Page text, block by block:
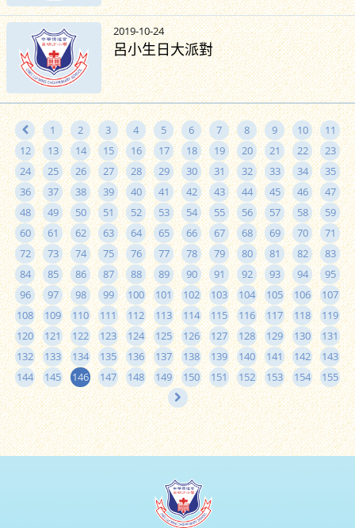
2019-10-24
呂小生日大派對
1 2 3 4 5 6 7 8 9 10
11
12
13 14 15 16 17 18 19 20 21 22
23
24
25 26 27 28 29 30 31 32 33 34
35
36
37 38 39 40 41 42 43 44 45 46
47
48
49 50 51 52 53 54 55 56 57 58
59
60
61 62 63 64 65 66 67 68 69 70
71
72
73 74 75 76 77 78 79 80 81 82
83
84
85 86 87 88 89 90 91 92 93 94
95
96
97 98 99 100 101 102 103 104 105 106
107
108
109 110 111 112 113 114 115 116 117 118
119
120
121 122 123 124 125 126 127 128 129 130
131
132
133 134 135 136 137 138 139 140 141 142
143
144
145 146 147 148 149 150 151 152 153 154 155